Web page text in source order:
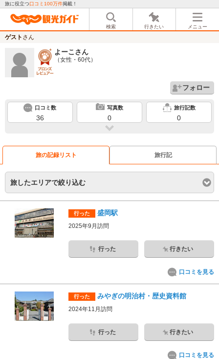
旅に役立つ口コミ100万件掲載！
検索 行きたい メニュー
ゲスト さん
よーこ さん
（女性・60代）
フォロー
口コミ数
36
写真数
0
旅行記数
0
旅の記録リスト 旅行記
旅したエリアで絞り込む
行った 盛岡駅
2025年9月訪問
行った 行きたい
口コミを見る
行った みやぎの明治村・歴史資料館
2024年11月訪問
行った 行きたい
口コミを見る